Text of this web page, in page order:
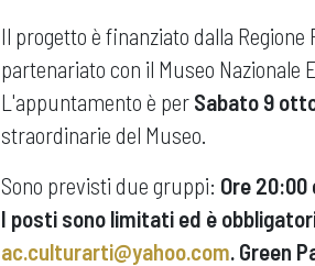
Il progetto è finanziato dalla
partenariato con il Museo Nazionale
L'appuntamento è per Sabato 9
straordinarie del Museo.
Sono previsti due gruppi: Ore 20:00
I posti sono limitati ed è
ac.culturarti@yahoo.com. Green